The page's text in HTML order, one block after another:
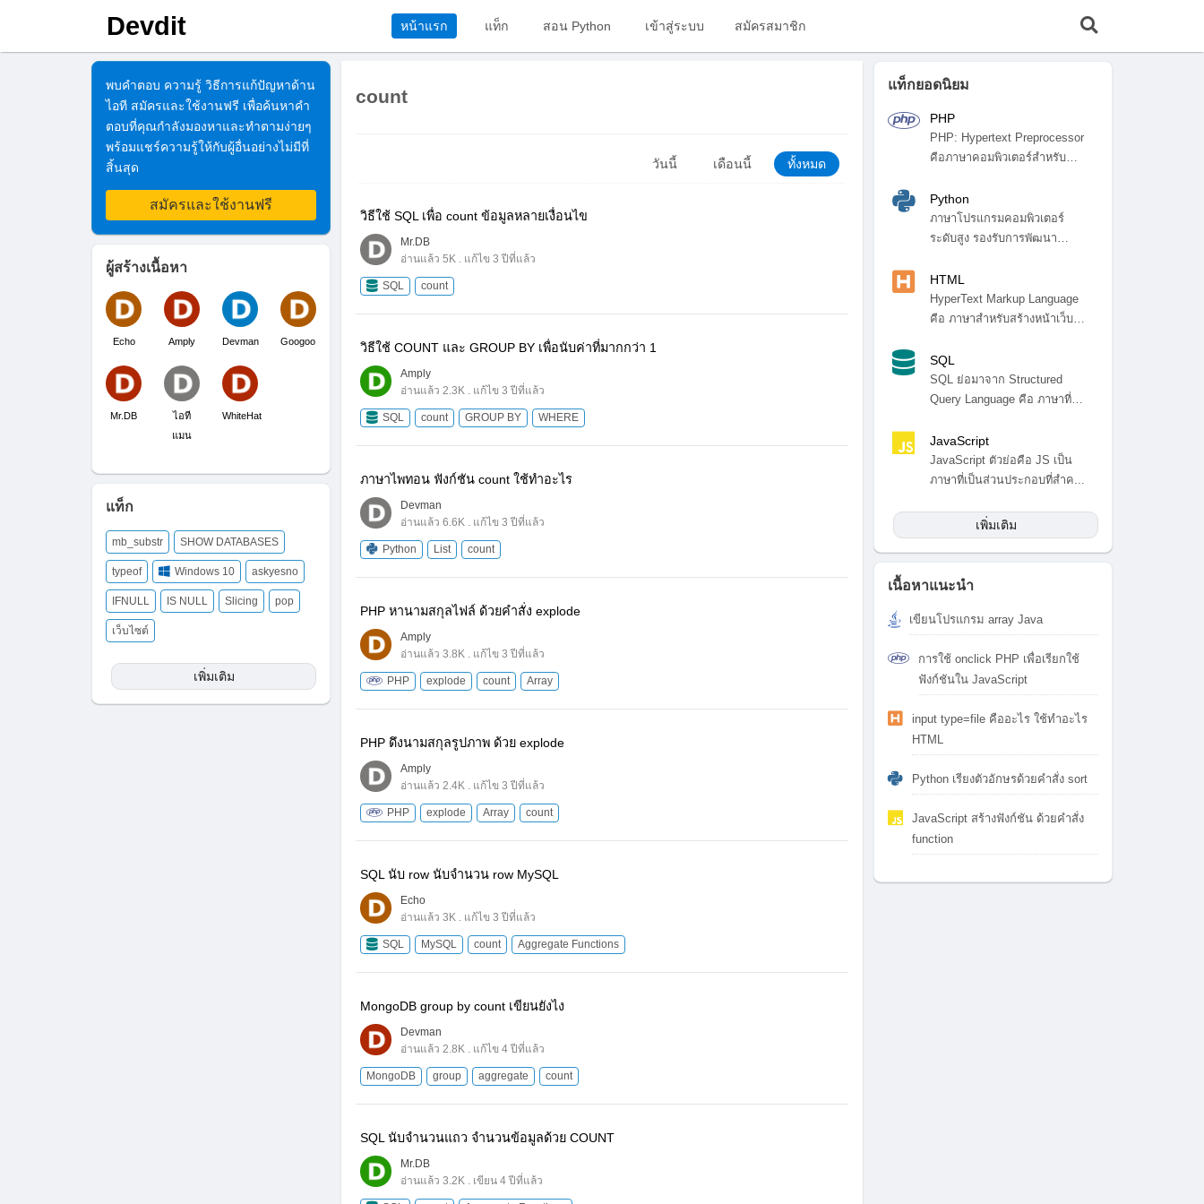
Devdit หน้าแรก แท็ก สอน Python เข้าสู่ระบบ สมัครสมาชิก
พบคำตอบ ความรู้ วิธีการแก้ปัญหาด้าน
ไอที สมัครและใช้งานฟรี เพื่อค้นหาคำ
ตอบที่คุณกำลังมองหาและทำตามง่ายๆ
พร้อมแชร์ความรู้ให้กับผู้อื่นอย่างไม่มีที่
สิ้นสุด
สมัครและใช้งานฟรี
ผู้สร้างเนื้อหา
Echo Amply Devman Googoo
Mr.DB
ไอที
แมน
WhiteHat
แท็ก
mb_substr SHOW DATABASES
typeof Windows 10 askyesno
IFNULL IS NULL Slicing pop
เว็บไซต์
เพิ่มเติม
count
ทั้งหมด
เดือนนี้
วันนี้
วิธีใช้ SQL เพื่อ count ข้อมูลหลายเงื่อนไข
Mr.DB
อ่านแล้ว 5K . แก้ไข 3 ปีที่แล้ว
SQL count
วิธีใช้ COUNT และ GROUP BY เพื่อนับค่าที่มากกว่า 1
Amply
อ่านแล้ว 2.3K . แก้ไข 3 ปีที่แล้ว
SQL count GROUP BY WHERE
ภาษาไพทอน ฟังก์ชัน count ใช้ทำอะไร
Devman
อ่านแล้ว 6.6K . แก้ไข 3 ปีที่แล้ว
Python List count
PHP หานามสกุลไฟล์ ด้วยคำสั่ง explode
Amply
อ่านแล้ว 3.8K . แก้ไข 3 ปีที่แล้ว
PHP explode count Array
PHP ดึงนามสกุลรูปภาพ ด้วย explode
Amply
อ่านแล้ว 2.4K . แก้ไข 3 ปีที่แล้ว
PHP explode Array count
SQL นับ row นับจำนวน row MySQL
Echo
อ่านแล้ว 3K . แก้ไข 3 ปีที่แล้ว
SQL MySQL count Aggregate Functions
MongoDB group by count เขียนยังไง
Devman
อ่านแล้ว 2.8K . แก้ไข 4 ปีที่แล้ว
MongoDB group aggregate count
SQL นับจำนวนแถว จำนวนข้อมูลด้วย COUNT
Mr.DB
อ่านแล้ว 3.2K . เขียน 4 ปีที่แล้ว
แท็กยอดนิยม
PHP
PHP: Hypertext Preprocessor
คือภาษาคอมพิวเตอร์สำหรับ
Python
ภาษาโปรแกรมคอมพิวเตอร์
ระดับสูง รองรับการพัฒนา
HTML
HyperText Markup Language
คือ ภาษาสำหรับสร้างหน้าเว็บ
SQL
SQL ย่อมาจาก Structured
Query Language คือ ภาษาที่ใช้
JavaScript
JavaScript ตัวย่อคือ JS เป็น
ภาษาที่เป็นส่วนประกอบที่สำค...
เพิ่มเติม
เนื้อหาแนะนำ
เขียนโปรแกรม array Java
การใช้ onclick PHP เพื่อเรียกใช้
ฟังก์ชันใน JavaScript
input type=file คืออะไร ใช้ทำอะไร
HTML
Python เรียงตัวอักษรด้วยคำสั่ง sort
JavaScript สร้างฟังก์ชัน ด้วยคำสั่ง
function